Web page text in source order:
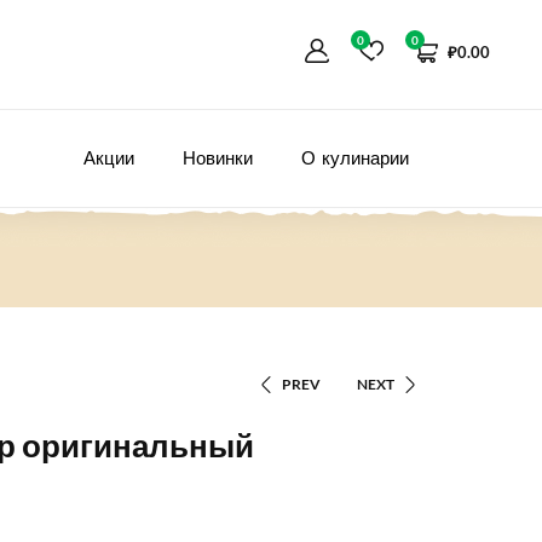
0
₽0.00
0
Акции Новинки О кулинарии
PREV NEXT
оригинальный